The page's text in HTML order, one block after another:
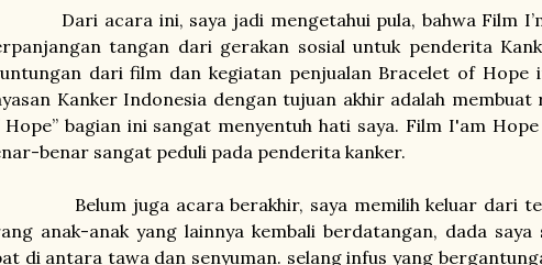
acara ini, saya jadi mengetahui pula, bahwa Film
tangan dari gerakan sosial untuk penderita
dari film dan kegiatan penjualan Bracelet of Hope
Kanker Indonesia dengan tujuan akhir adalah membuat
Hope” bagian ini sangat menyentuh hati saya. Film I'am
benar sangat peduli pada penderita kanker.
juga acara berakhir, saya memilih keluar dari
anak-anak yang lainnya kembali berdatangan, dada saya
di antara tawa dan senyuman. selang infus yang